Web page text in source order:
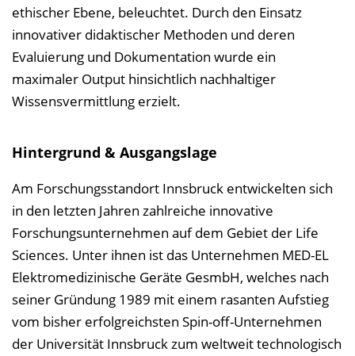
e
ethischer Ebene, beleuchtet. Durch den Einsatz
innovativer didaktischer Methoden und deren
Evaluierung und Dokumentation wurde ein
maximaler Output hinsichtlich nachhaltiger
Wissensvermittlung erzielt.
Hintergrund & Ausgangslage
Am Forschungsstandort Innsbruck entwickelten sich
in den letzten Jahren zahlreiche innovative
Forschungsunternehmen auf dem Gebiet der Life
Sciences. Unter ihnen ist das Unternehmen MED-EL
Elektromedizinische Geräte GesmbH, welches nach
seiner Gründung 1989 mit einem rasanten Aufstieg
vom bisher erfolgreichsten Spin-off-Unternehmen
der Universität Innsbruck zum weltweit technologisch